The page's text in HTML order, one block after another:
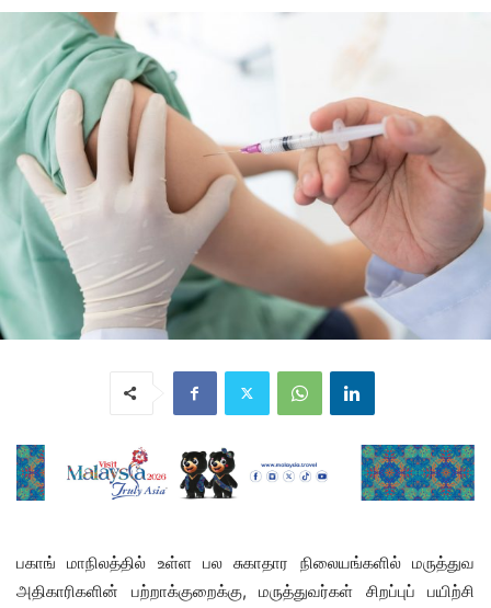
பகாங் மாநிலத்தில் உள்ள பல சுகாதார நிலையங்களில் மருத்துவ
அதிகாரிகளின் பற்றாக்குறைக்கு, மருத்துவர்கள் சிறப்புப் பயிற்சி